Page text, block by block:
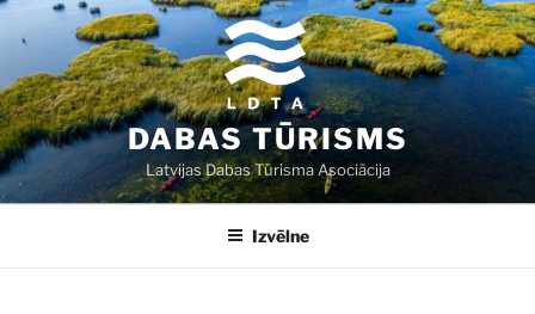
Doties
saturu
DABAS TŪRISMS
Latvijas Dabas Tūrisma Asociācija
Izvēlne